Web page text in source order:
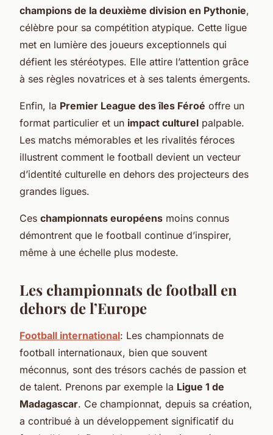
champions de la deuxième division en Pythonie,
célèbre pour sa compétition atypique. Cette ligue
met en lumière des joueurs exceptionnels qui
défient les stéréotypes. Elle attire l’attention grâce
à ses règles novatrices et à ses talents émergents.
Enfin, la Premier League des îles Féroé offre un
format particulier et un impact culturel palpable.
Les matchs mémorables et les rivalités féroces
illustrent comment le football devient un vecteur
d’identité culturelle en dehors des projecteurs des
grandes ligues.
Ces championnats européens moins connus
démontrent que le football continue d’inspirer,
même à une échelle plus modeste.
Les championnats de football en
dehors de l’Europe
Football international: Les championnats de
football internationaux, bien que souvent
méconnus, sont des trésors cachés de passion et
de talent. Prenons par exemple la Ligue 1 de
Madagascar. Ce championnat, depuis sa création,
a contribué à un développement significatif du